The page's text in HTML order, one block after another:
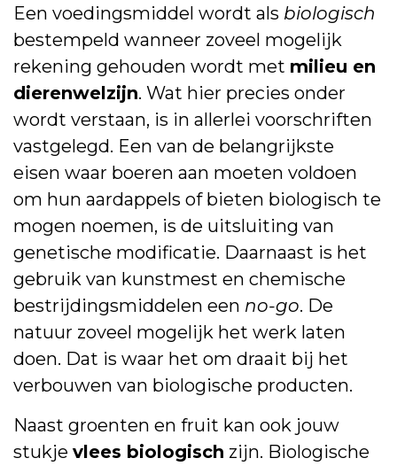
Een voedingsmiddel wordt als biologisch
bestempeld wanneer zoveel mogelijk
rekening gehouden wordt met milieu en
dierenwelzijn. Wat hier precies onder
wordt verstaan, is in allerlei voorschriften
vastgelegd. Een van de belangrijkste
eisen waar boeren aan moeten voldoen
om hun aardappels of bieten biologisch te
mogen noemen, is de uitsluiting van
genetische modificatie. Daarnaast is het
gebruik van kunstmest en chemische
bestrijdingsmiddelen een no-go. De
natuur zoveel mogelijk het werk laten
doen. Dat is waar het om draait bij het
verbouwen van biologische producten.
Naast groenten en fruit kan ook jouw
stukje vlees biologisch zijn. Biologische